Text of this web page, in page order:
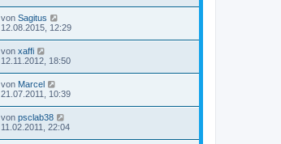
von Sagitus
12.08.2015, 12:29
von xaffi
12.11.2012, 18:50
von Marcel
21.07.2011, 10:39
von psclab38
11.02.2011, 22:04